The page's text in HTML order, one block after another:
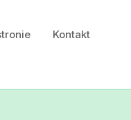
Kontakt